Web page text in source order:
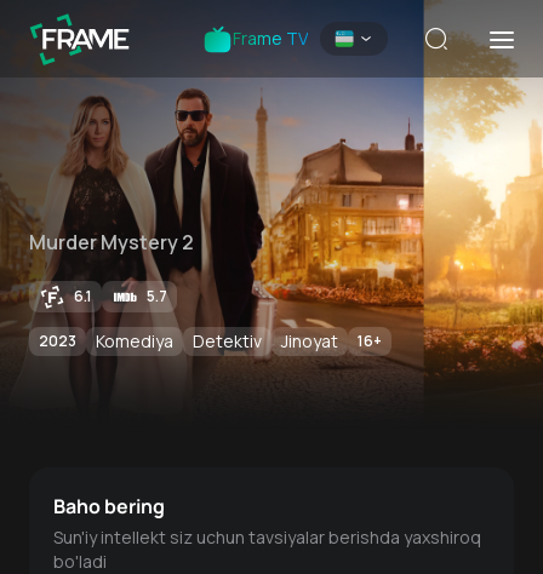
Frame TV
Murder Mystery 2
6.1 5.7
2023 Komediya Detektiv Jinoyat 16+
Baho bering
Sun'iy intellekt siz uchun tavsiyalar berishda yaxshiroq
bo'ladi